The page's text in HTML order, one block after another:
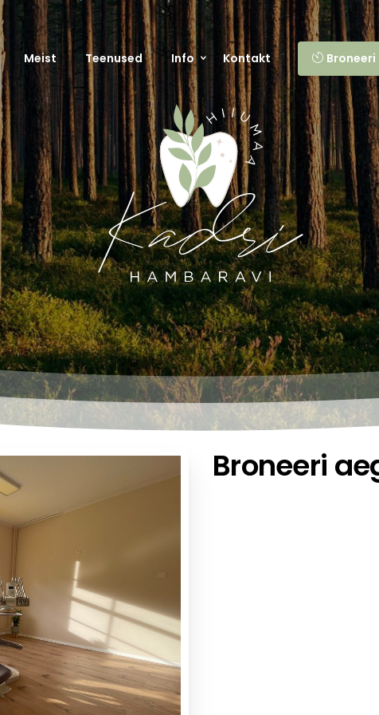
Meist Teenused Info Kontakt Broneeri
Broneeri